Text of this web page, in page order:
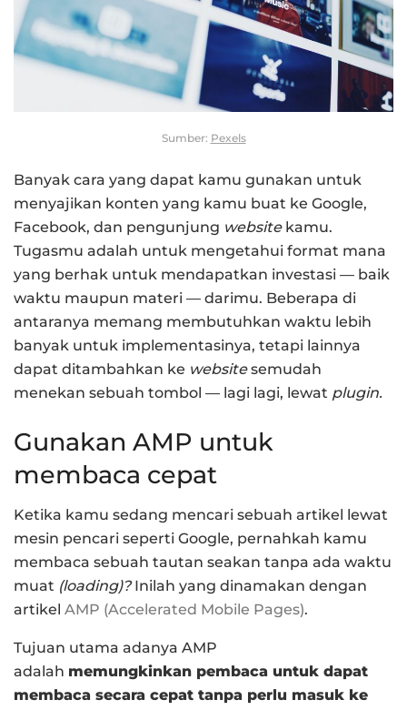
Sumber: Pexels
Banyak cara yang dapat kamu gunakan untuk
menyajikan konten yang kamu buat ke Google,
Facebook, dan pengunjung websitekamu.
Tugasmu adalah untuk mengetahui format mana
yang berhak untuk mendapatkan investasi — baik
waktu maupun materi — darimu. Beberapa di
antaranya memang membutuhkan waktu lebih
banyak untuk implementasinya, tetapi lainnya
dapat ditambahkan ke websitesemudah
menekan sebuah tombol — lagi lagi, lewat plugin.
Gunakan AMP untuk
membaca cepat
Ketika kamu sedang mencari sebuah artikel lewat
mesin pencari seperti Google, pernahkah kamu
membaca sebuah tautan seakan tanpa ada waktu
muat (loading)?Inilah yang dinamakan dengan
artikel AMP (Accelerated Mobile Pages).
Tujuan utama adanya AMP
adalah memungkinkan pembaca untuk dapat
membaca secara cepat tanpa perlu masuk ke